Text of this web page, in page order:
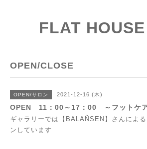
FLAT
OPEN/CLOSE
OPEN/サロン 2021-12-16 (木)
OPEN 11：00～17：00 ～フットケ
ギャラリーでは【BALAÑSEN】さんによ
ンしています